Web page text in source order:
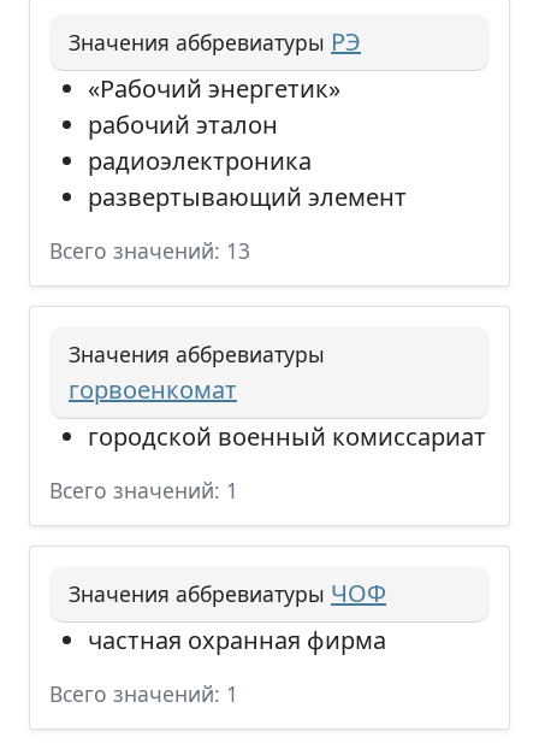
Значения аббревиатуры РЭ
«Рабочий энергетик»
рабочий эталон
радиоэлектроника
развертывающий элемент
Всего значений: 13
Значения аббревиатуры
горвоенкомат
городской военный комиссариат
Всего значений: 1
Значения аббревиатуры ЧОФ
частная охранная фирма
Всего значений: 1